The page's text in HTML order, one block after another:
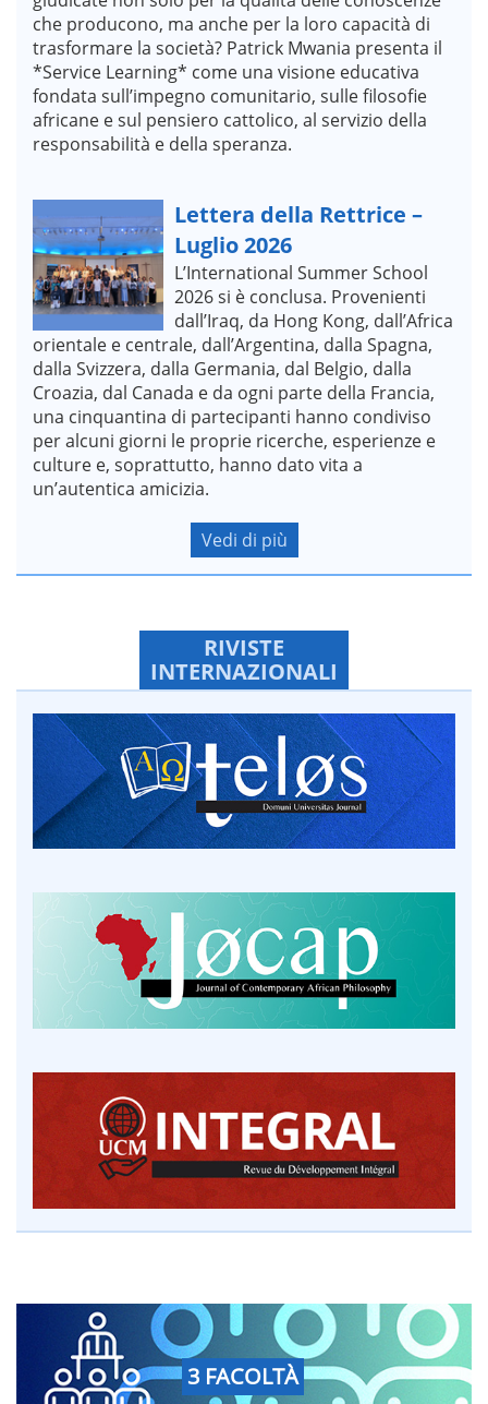
che producono, ma anche per la loro capacità di
trasformare la società? Patrick Mwania presenta il
*Service Learning* come una visione educativa
fondata sull’impegno comunitario, sulle filosofie
africane e sul pensiero cattolico, al servizio della
responsabilità e della speranza.
Lettera della Rettrice –
Luglio 2026
L’International Summer School
2026 si è conclusa. Provenienti
dall’Iraq, da Hong Kong, dall’Africa
orientale e centrale, dall’Argentina, dalla Spagna,
dalla Svizzera, dalla Germania, dal Belgio, dalla
Croazia, dal Canada e da ogni parte della Francia,
una cinquantina di partecipanti hanno condiviso
per alcuni giorni le proprie ricerche, esperienze e
culture e, soprattutto, hanno dato vita a
un’autentica amicizia.
Vedi di più
RIVISTE
INTERNAZIONALI
3 FACOLTÀ